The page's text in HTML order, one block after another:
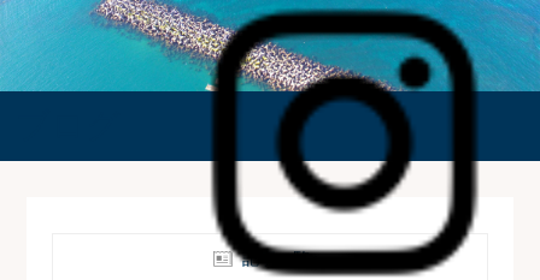
記事一覧へ